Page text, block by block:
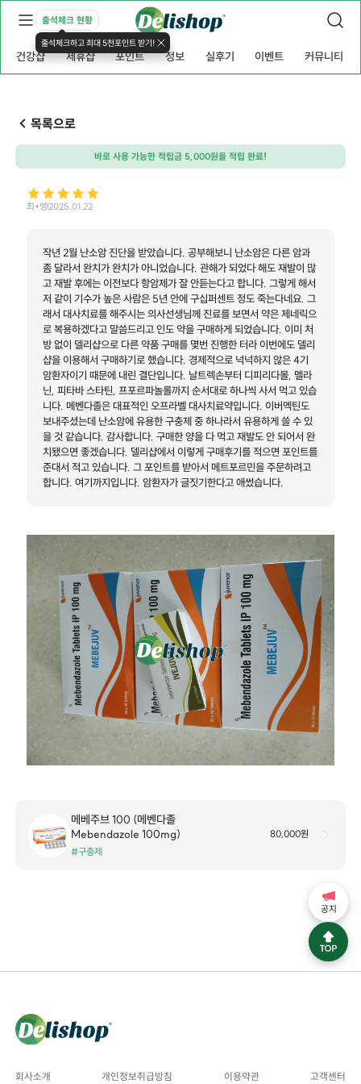
출석체크 현황
출석체크하고 최대 5천포인트 받기!
건강샵 제휴샵 포인트 정보 실후기 이벤트 커뮤니티
목록으로
바로 사용 가능한 적립금 5,000원을 적립 완료!
최*영2025.01.22
작년 2월 난소암 진단을 받았습니다. 공부해보니 난소암은 다른 암과
좀 달라서 완치가 완치가 아니었습니다. 관해가 되었다 해도 재발이 많
고 재발 후에는 이전보다 항암제가 잘 안듣는다고 합니다. 그렇게 해서
저 같이 기수가 높은 사람은 5년 안에 구십퍼센트 정도 죽는다네요. 그
래서 대사치료를 해주시는 의사선생님께 진료를 보면서 약은 제네릭으
로 복용하겠다고 말씀드리고 인도 약을 구매하게 되었습니다. 이미 처
방 없이 델리샵으로 다른 약품 구매를 몇번 진행한 터라 이번에도 델리
샵을 이용해서 구매하기로 했습니다. 경제적으로 넉넉하지 않은 4기
암환자이기 때문에 내린 결단입니다. 날트렉손부터 디피리다몰, 멜라
닌, 피타바 스타틴, 프포르파놀롤까지 순서대로 하나씩 사서 먹고 있습
니다. 메벤다졸은 대표적인 오프라벨 대사치료약입니다. 이버멕틴도
보내주셨는데 난소암에 유용한 구충제 중 하나라서 유용하게 쓸 수 있
을 것 같습니다. 감사합니다. 구매한 양을 다 먹고 재발도 안 되어서 완
치됐으면 좋겠습니다. 델리샵에서 이렇게 구매후기를 적으면 포인트를
준대서 적고 있습니다. 그 포인트를 받아서 메트포르민을 주문하려고
합니다. 여기까지입니다. 암환자가 글짓기한다고 애썼습니다.
메베주브 100 (메벤다졸
Mebendazole 100mg)
#구충제
80,000원
회사소개 개인정보취급방침 이용약관 고객센터
공지